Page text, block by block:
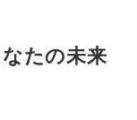
たの未来